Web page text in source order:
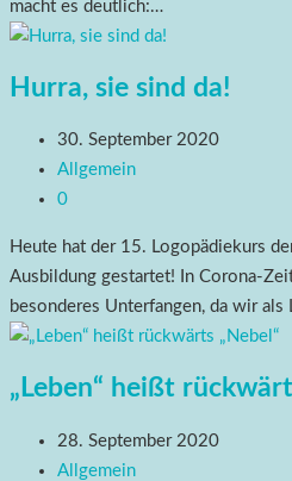
macht es deutlich:…
Hurra, sie sind da!
30. September 2020
Allgemein
0
Heute hat der 15. Logopädiekurs
Ausbildung gestartet! In Corona-
besonderes Unterfangen, da wir als
„Leben“ heißt
28. September 2020
Allgemein